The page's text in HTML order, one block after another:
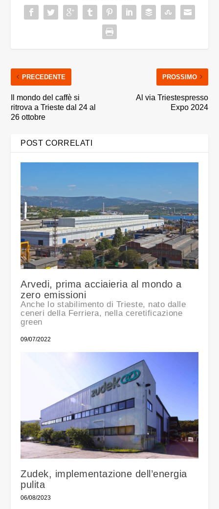
PRECEDENTE
Il mondo del caffè si
ritrova a Trieste dal 24 al
26 ottobre
PROSSIMO
Al via Triestespresso
Expo 2024
POST CORRELATI
Arvedi, prima acciaieria al mondo a
zero emissioni
Anche lo stabilimento di Trieste, nato dalle
ceneri della Ferriera, nella ceretificazione
green
09/07/2022
Zudek, implementazione dell’energia
pulita
06/08/2023